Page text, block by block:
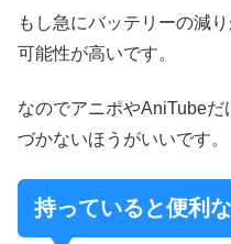
もし急にバッテリーの減
可能性が高いです。
なのでアニポやAniTube
づかないほうがいいです。
持っていると便利